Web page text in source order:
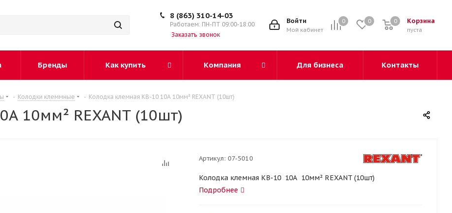
0 0 Корзина
пуста
0
Войти
Мой кабинет
8 (863) 310-14-03
Работаем: ПН-ПТ 09:00-18:00
Заказать звонок
Бренды Как купить Компания Для бизнеса Контакты
- Колодки клеммные - Колодка клемная КВ-10 10А 10мм² REXANT (10шт)
10мм² REXANT (10шт)
Артикул: 07-5010
Колодка клемная КВ-10 10А 10мм² REXANT (10шт)
Подробнее